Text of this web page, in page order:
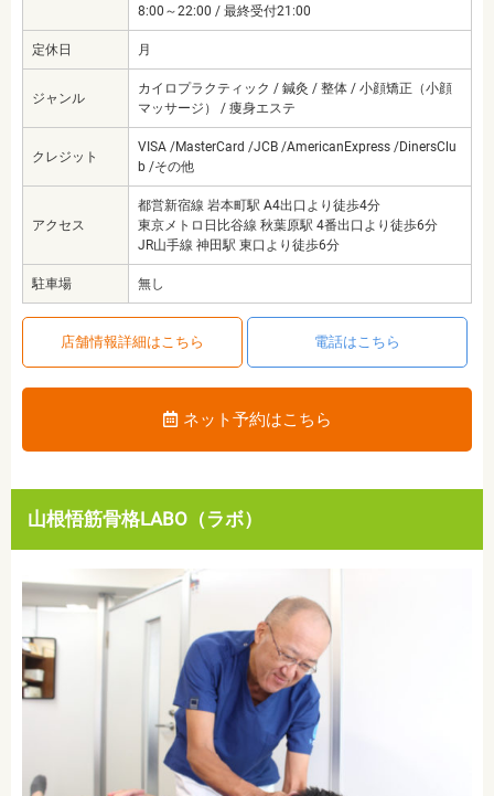
8:00～22:00 / 最終受付21:00
定休日 月
ジャンル
カイロプラクティック / 鍼灸 / 整体 / 小顔矯正（小顔
マッサージ） / 痩身エステ
クレジット
VISA /MasterCard /JCB /AmericanExpress /DinersClu
b /その他
アクセス
都営新宿線 岩本町駅 A4出口より徒歩4分
東京メトロ日比谷線 秋葉原駅 4番出口より徒歩6分
JR山手線 神田駅 東口より徒歩6分
駐車場 無し
店舗情報詳細はこちら 電話はこちら
ネット予約はこちら
山根悟筋骨格LABO（ラボ）